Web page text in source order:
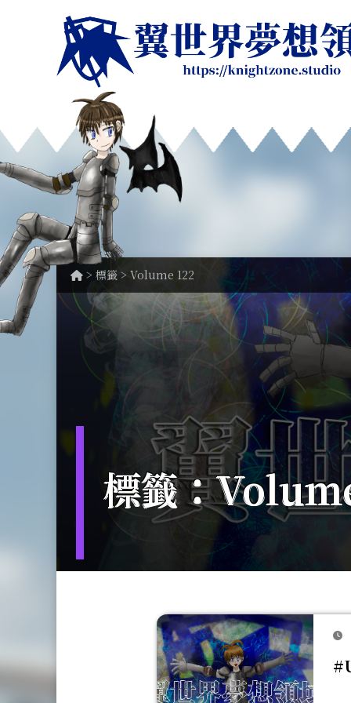
> 標籤 > Volume 122
標籤：